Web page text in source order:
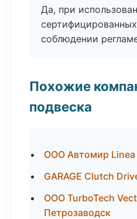
Да, при
соблюдении
Похожие
подвеска
ООО Автомир
GARAGE Clutch
ООО TurboTech
Петрозаводск